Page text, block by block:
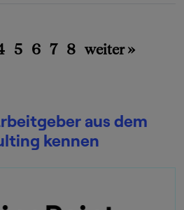
5 6 7 8 weiter »
aus dem
kennen